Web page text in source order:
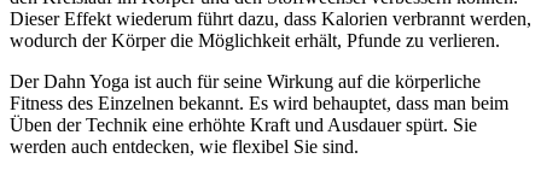
Dieser Effekt wiederum führt dazu, dass Kalorien verbrannt werden,
wodurch der Körper die Möglichkeit erhält, Pfunde zu verlieren.
Der Dahn Yoga ist auch für seine Wirkung auf die körperliche
Fitness des Einzelnen bekannt. Es wird behauptet, dass man beim
Üben der Technik eine erhöhte Kraft und Ausdauer spürt. Sie
werden auch entdecken, wie flexibel Sie sind.